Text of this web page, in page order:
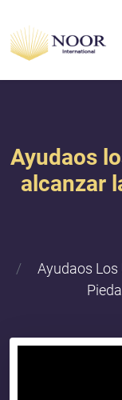
Ayudaos
alcanzar
Ayudaos Los